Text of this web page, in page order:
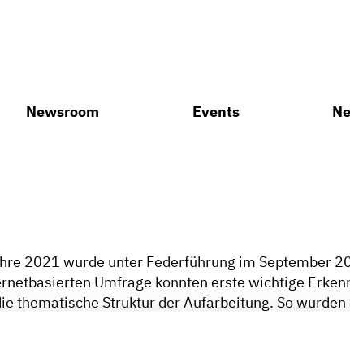
Newsroom Events
2021 wurde unter Federführung im September
Umfrage konnten erste wichtige
thematische Struktur der Aufarbeitung. So
Ausbildung und Forschung adressiert. Im
sowie Maßnahmen erarbeitet. Die